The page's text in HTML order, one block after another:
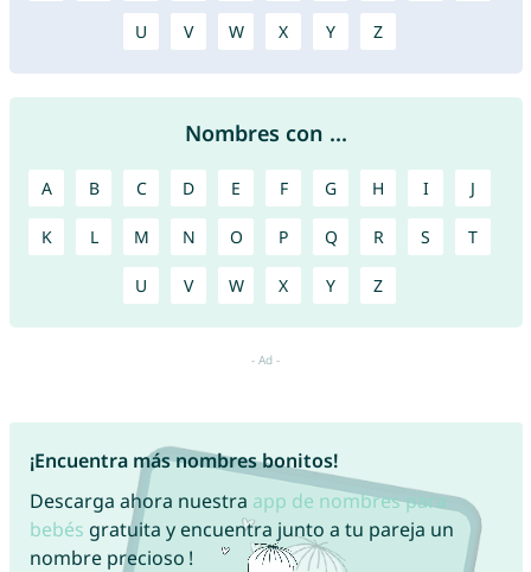
U V W X Y Z
Nombres con ...
A B C D E F G H I J
K L M N O P Q R S T
U V W X Y Z
¡Encuentra más nombres bonitos!
Descarga ahora nuestra app de nombres para
bebés gratuita y encuentra junto a tu pareja un
nombre precioso !